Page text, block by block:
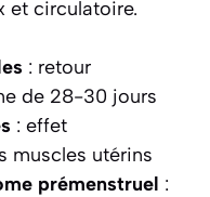
et circulatoire.
: retour
de 28-30 jours
: effet
muscles utérins
prémenstruel :